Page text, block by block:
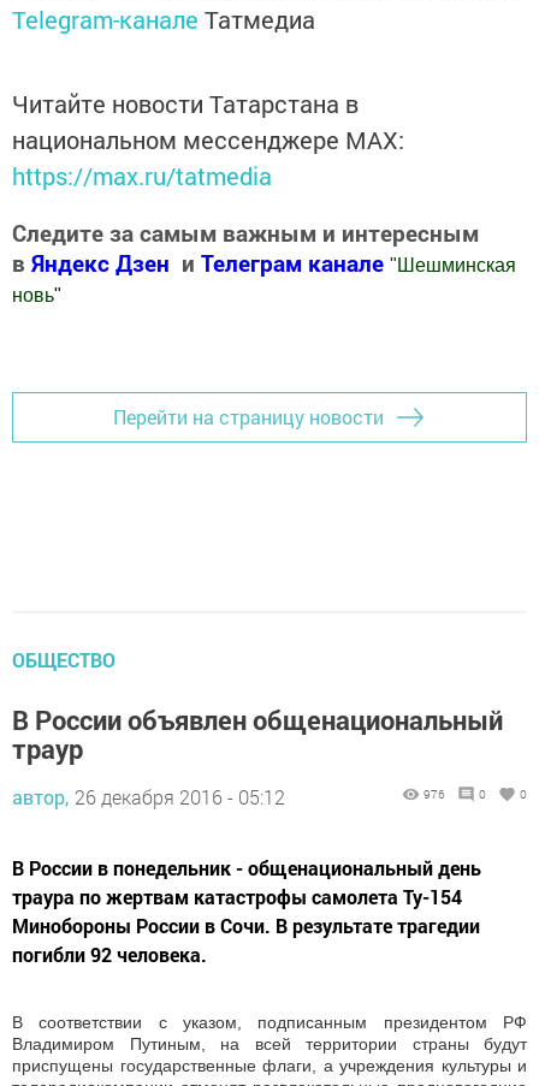
Telegram-канале Татмедиа
Читайте новости Татарстана в
национальном мессенджере MАХ:
https://max.ru/tatmedia
Следите за самым важным и интересным
в Яндекс Дзен и Телеграм канале " Шешминская
новь"
Перейти на страницу новости
ОБЩЕСТВО
В России объявлен общенациональный
траур
автор, 26 декабря 2016 - 05:12 976 0 0
В России в понедельник - общенациональный день
траура по жертвам катастрофы самолета Ту-154
Минобороны России в Сочи. В результате трагедии
погибли 92 человека.
В соответствии с указом, подписанным президентом РФ
Владимиром Путиным, на всей территории страны будут
приспущены государственные флаги, а учреждения культуры и